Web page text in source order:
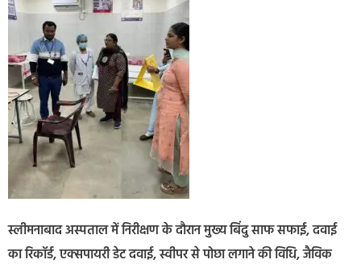
स्लीमनाबाद अस्पताल में निरीक्षण के दौरान मुख्य बिंदु साफ सफाई, दवाई
का रिकॉर्ड, एक्सपायरी डेट दवाई, स्वीपर से पोछा लगाने की विधि, जैविक